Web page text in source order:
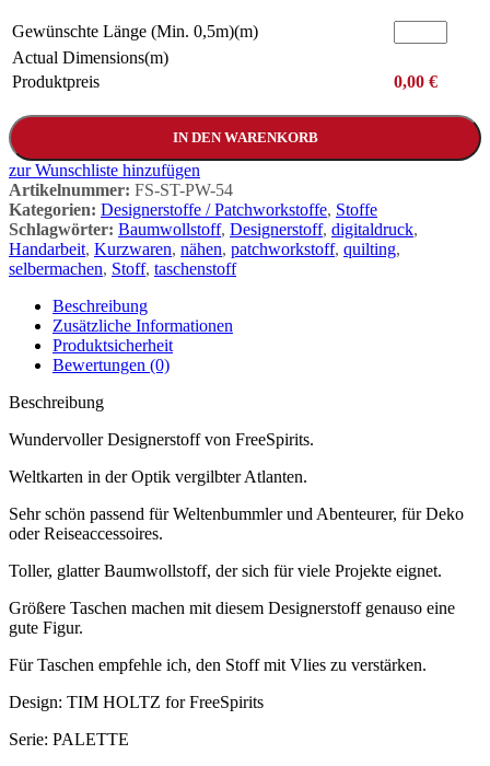
Gewünschte Länge (Min. 0,5m)(m)
Actual Dimensions(m)
Produktpreis
0,00 €
IN DEN WARENKORB
zur Wunschliste hinzufügen
Artikelnummer: FS-ST-PW-54
Kategorien: Designerstoffe / Patchworkstoffe, Stoffe
Schlagwörter: Baumwollstoff, Designerstoff, digitaldruck,
Handarbeit, Kurzwaren, nähen, patchworkstoff, quilting,
selbermachen, Stoff, taschenstoff
Beschreibung
Zusätzliche Informationen
Produktsicherheit
Bewertungen (0)
Beschreibung
Wundervoller Designerstoff von FreeSpirits.
Weltkarten in der Optik vergilbter Atlanten.
Sehr schön passend für Weltenbummler und Abenteurer, für Deko
oder Reiseaccessoires.
Toller, glatter Baumwollstoff, der sich für viele Projekte eignet.
Größere Taschen machen mit diesem Designerstoff genauso eine
gute Figur.
Für Taschen empfehle ich, den Stoff mit Vlies zu verstärken.
Design: TIM HOLTZ for FreeSpirits
Serie: PALETTE